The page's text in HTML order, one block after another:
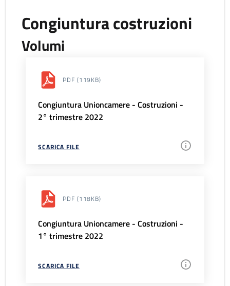
Congiuntura costruzioni
Volumi
PDF (119KB)
Congiuntura Unioncamere - Costruzioni -
2° trimestre 2022
SCARICA FILE
PDF (118KB)
Congiuntura Unioncamere - Costruzioni -
1° trimestre 2022
SCARICA FILE